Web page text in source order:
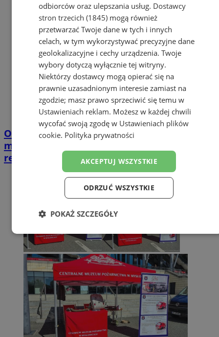
Opiekujesz się bliską osobą? Ta ankieta
może wpłynąć na przyszłe wsparcie w
regionie
odbiorców oraz ulepszania usług. Dostawcy
stron trzecich (1845) mogą również
przetwarzać Twoje dane w tych i innych
celach, w tym wykorzystywać precyzyjne dane
geolokalizacyjne i cechy urządzenia. Twoje
wybory dotyczą wyłącznie tej witryny.
Niektórzy dostawcy mogą opierać się na
prawnie uzasadnionym interesie zamiast na
zgodzie; masz prawo sprzeciwić się temu w
Ustawieniach reklam. Możesz w każdej chwili
wycofać swoją zgodę w Ustawieniach plików
cookie. Polityka prywatności
AKCEPTUJ WSZYSTKIE
ODRZUĆ WSZYSTKIE
POKAŻ SZCZEGÓŁY
Niezbędne Wydajność Targetowanie
Funkcjonalność Niesklasyfikowane